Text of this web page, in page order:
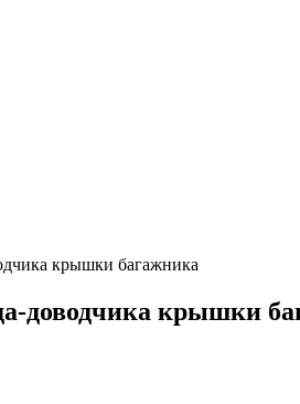
крышки багажника
доводчика крышки